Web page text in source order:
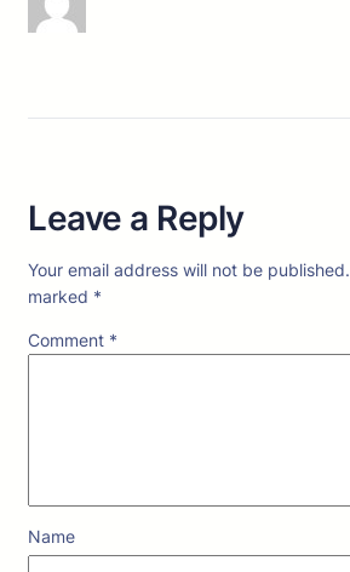
Leave a Reply
Your email address will not be published.
marked *
Comment *
Name